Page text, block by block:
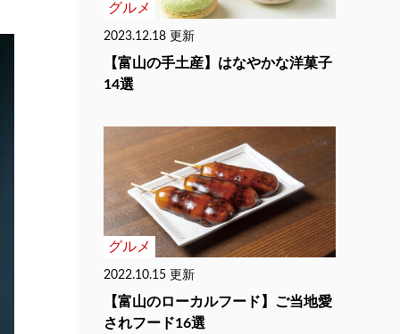
グルメ
2023.12.18 更新
【富山の手土産】はなやかな洋菓子
14選
グルメ
2022.10.15 更新
【富山のローカルフード】ご当地愛
されフード16選